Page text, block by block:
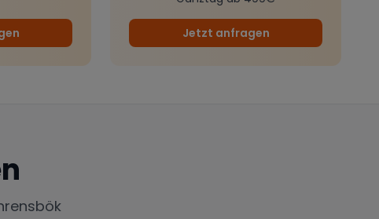
Jetzt anfragen